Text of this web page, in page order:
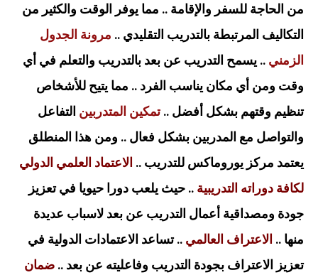
من الحاجة للسفر والإقامة .. مما يوفر الوقت والكثير من
التكاليف المرتبطة بالتدريب التقليدي .. مرونة الجدول
الزمني .. يسمح التدريب عن بعد بالتدريب والتعلم في أي
وقت ومن أي مكان يناسب الفرد .. مما يتيح للأشخاص
تنظيم وقتهم بشكل أفضل .. تمكين المتدربين التفاعل
والتواصل مع المدربين بشكل فعال .. ومن هذا المنطلق
يعتمد مركز يوروماكس للتدريب .. الاعتماد العلمي الدولي
لكافة دوراته التدريبية .. حيث يلعب دورا حيويا في تعزيز
جودة ومصداقية أعمال التدريب عن بعد لاسباب عديدة
منها .. الاعتراف العالمي .. تساعد الاعتمادات الدولية في
تعزيز الاعتراف بجودة التدريب وفاعليته عن بعد .. ضمان